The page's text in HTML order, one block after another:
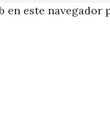
este navegador